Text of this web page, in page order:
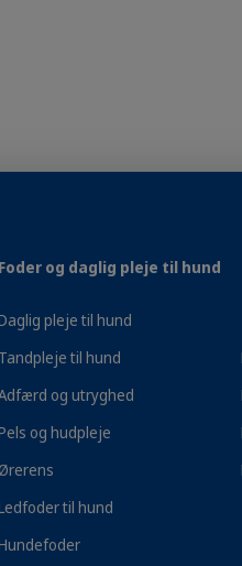
og ingredienser,
køb over 499 kr.
Foder og daglig pleje til hund
pleje til hund
Tandpleje til hund
og utryghed
og hudpleje
til hund